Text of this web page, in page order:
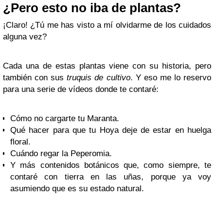
¿Pero esto no iba de plantas?
¡Claro! ¿Tú me has visto a mí olvidarme de los cuidados
alguna vez?
Cada una de estas plantas viene con su historia, pero
también con sustruquis de cultivo. Y eso me lo reservo
para una serie de vídeos donde te contaré:
Cómo no cargarte tu Maranta.
Qué hacer para que tu Hoya deje de estar en huelga
floral.
Cuándo regar la Peperomia.
Y más contenidos botánicos que, como siempre, te
contaré con tierra en las uñas, porque ya voy
asumiendo que es su estado natural.